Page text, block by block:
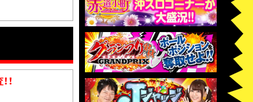
！